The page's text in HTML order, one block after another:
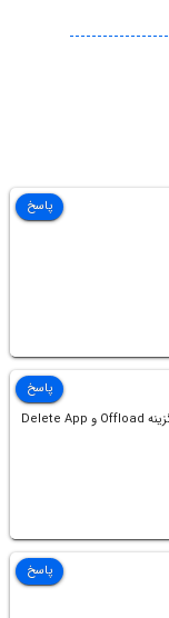
پاسخ
چرا تو قسمت iPhone Storage گزینه Offload و Delete App
پاسخ
پاسخ